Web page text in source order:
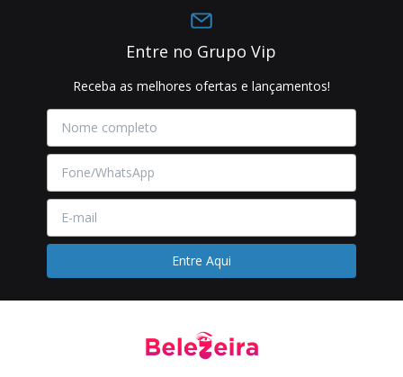
Entre no Grupo Vip
Receba as melhores ofertas e lançamentos!